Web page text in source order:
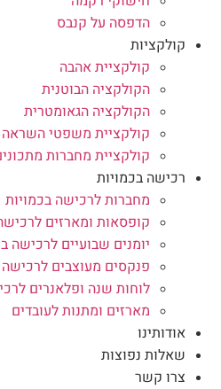
הדפסה על קנבס
קולקציות
קולקציית אהבה
הקולקציה הבוטנית
הקולקציה הגאומטרית
קולקציית משפטי השראה
קולקציית מחברות
רכישה בכמויות
מחברות לרכישה בכמויות
קופסאות ומארזים
יומנים שבועיים לרכישה
פנקסים מעוצבים לרכישה
לוחות שנה ופלאנרים
מארזים ומתנות לעובדים
אודותינו
שאלות נפוצות
צרו קשר